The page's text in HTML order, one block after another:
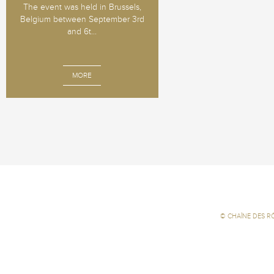
The event was held in Brussels,
Belgium between September 3rd
and 6t...
MORE
© CHAÎNE DES